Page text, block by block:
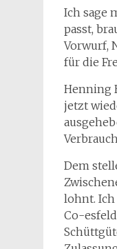
Ich sage
passt,
Vorwurf,
für die
Henning
jetzt
Dem
lohnt.
Co-